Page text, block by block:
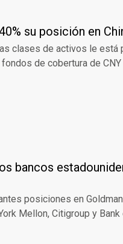
su posición en
clases de activos le está
de cobertura de
bancos
posiciones en
Mellon, Citigroup y